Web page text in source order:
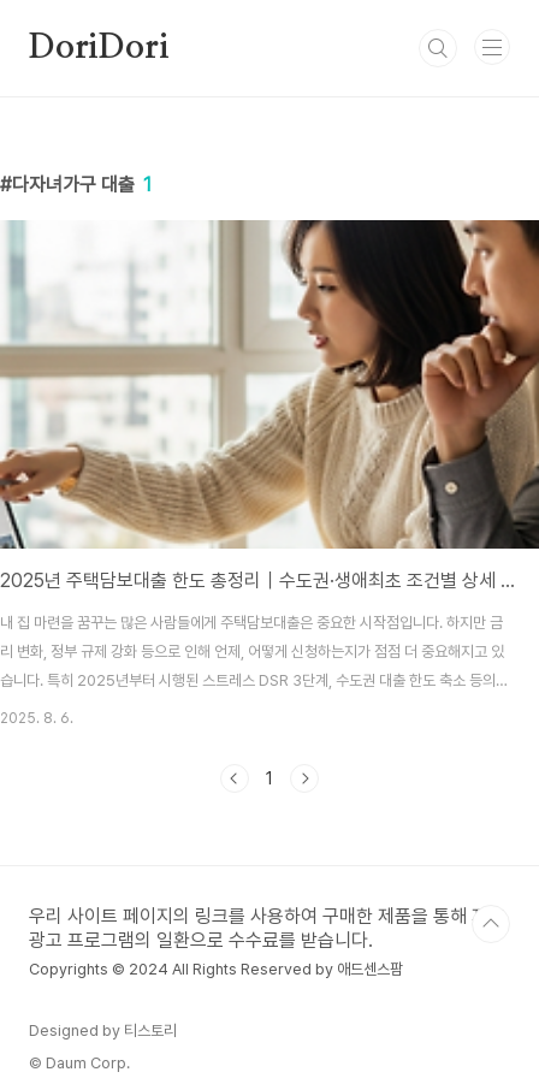
DoriDori
다자녀가구 대출 1
2025년 주택담보대출 한도 총정리｜수도권·생애최초 조건별 상세 안내
내 집 마련을 꿈꾸는 많은 사람들에게 주택담보대출은 중요한 시작점입니다. 하지만 금
리 변화, 정부 규제 강화 등으로 인해 언제, 어떻게 신청하는지가 점점 더 중요해지고 있
습니다. 특히 2025년부터 시행된 스트레스 DSR 3단계, 수도권 대출 한도 축소 등의
영향으로 실수요자 중심 대출 체계가 더욱 강화되었기에, 정책 대출 상품을 정확히 이해
2025. 8. 6.
1
우리 사이트 페이지의 링크를 사용하여 구매한 제품을 통해 제휴
광고 프로그램의 일환으로 수수료를 받습니다.
Copyrights © 2024 All Rights Reserved by 애드센스팜
Designed by 티스토리
© Daum Corp.